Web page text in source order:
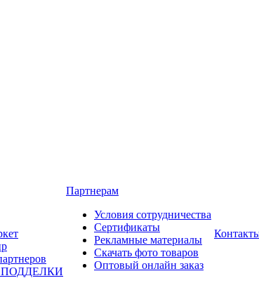
ПОДДЕЛКИ
Партнерам
Условия сотрудничества
Сертификаты
Рекламные материалы
Скачать фото товаров
Оптовый онлайн заказ